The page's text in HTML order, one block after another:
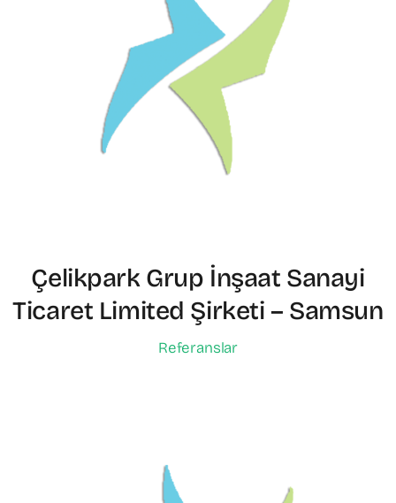
Çelikpark Grup İnşaat Sanayi
Ticaret Limited Şirketi – Samsun
Referanslar